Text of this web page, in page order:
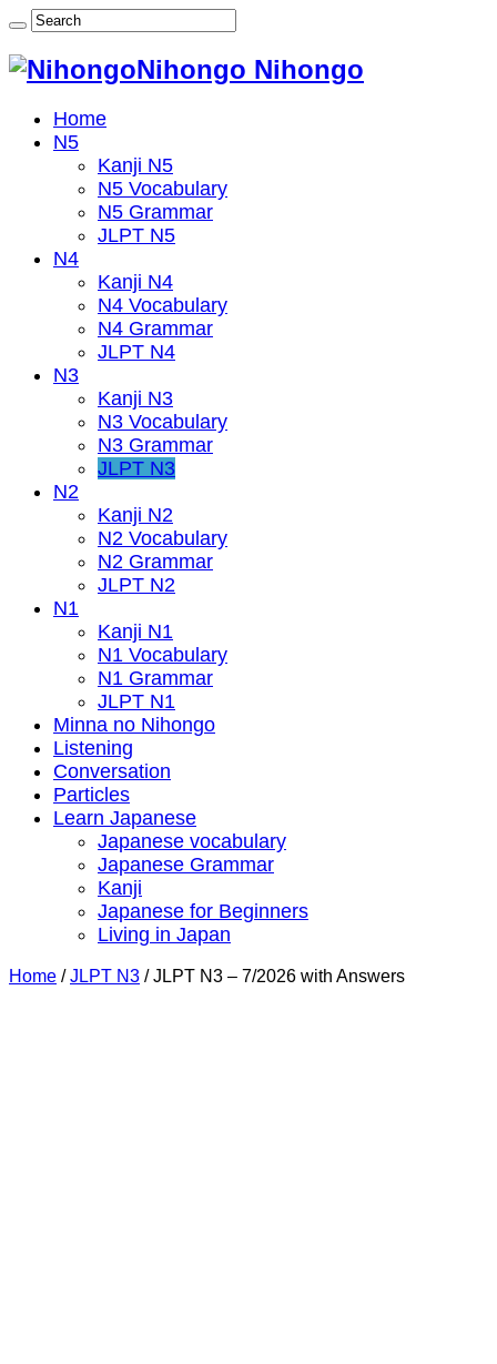
Nihongo Nihongo
Home
N5
Kanji N5
N5 Vocabulary
N5 Grammar
JLPT N5
N4
Kanji N4
N4 Vocabulary
N4 Grammar
JLPT N4
N3
Kanji N3
N3 Vocabulary
N3 Grammar
JLPT N3
N2
Kanji N2
N2 Vocabulary
N2 Grammar
JLPT N2
N1
Kanji N1
N1 Vocabulary
N1 Grammar
JLPT N1
Minna no Nihongo
Listening
Conversation
Particles
Learn Japanese
Japanese vocabulary
Japanese Grammar
Kanji
Japanese for Beginners
Living in Japan
Home / JLPT N3 / JLPT N3 – 7/2026 with Answers